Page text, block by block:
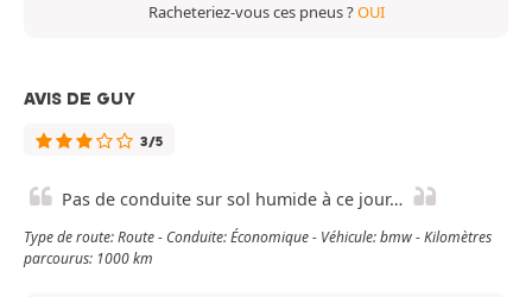
Racheteriez-vous ces pneus ?OUI
AVIS DE GUY
3/5
Pas de conduite sur sol humide à ce jour…
Type de route: Route - Conduite: Économique - Véhicule: bmw - Kilomètres
parcourus: 1000 km